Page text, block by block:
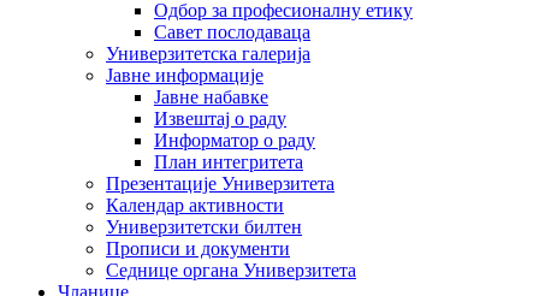
Одбор за професионалну етику
Савет послодаваца
Универзитетска галерија
Јавне информације
Јавне набавке
Извештај о раду
Информатор о раду
План интегритета
Презентације Универзитета
Календар активности
Универзитетски билтен
Прописи и документи
Седнице органа Универзитета
Чланице